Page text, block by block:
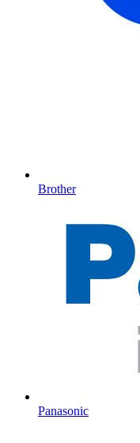
Brother
Panasonic